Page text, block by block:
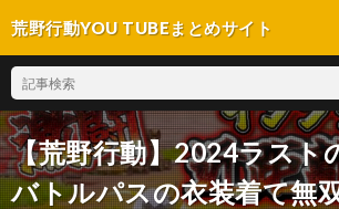
荒野行動YOU TUBEまとめサイト
【荒野行動】2024ラスト
バトルパスの衣装着て無